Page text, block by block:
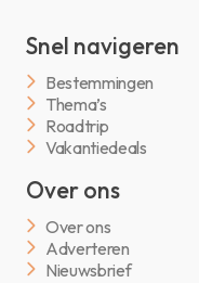
Snel navigeren
Bestemmingen
Thema’s
Roadtrip
Vakantiedeals
Over ons
Over ons
Adverteren
Nieuwsbrief